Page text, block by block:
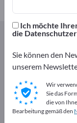
Exportpages
Kostenlos
Bedarfe –
Ich möchte
die
Sie können den
unserem
Wir
Sie das
die von
Bearbeitung gemäß den